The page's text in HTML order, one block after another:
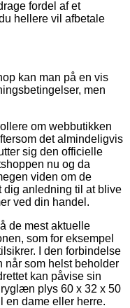
fordel af et
hellere vil afbetale
kan man på en vis
men
om webbutikken
det almindeligvis
sig den officielle
nu og da
viden om de
anledning til at blive
ved din handel.
de mest aktuelle
som for eksempel
I den forbindelse
når som helst beholder
kan påvise sin
plys 60 x 32 x 50
en dame eller herre.